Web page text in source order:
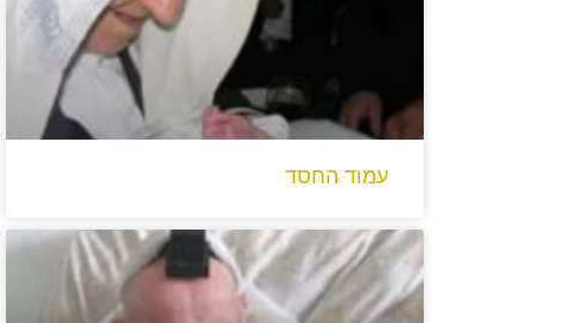
עמוד החסד